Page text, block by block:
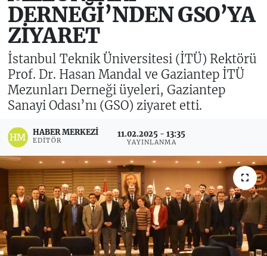
DERNEĞİ’NDEN GSO’YA
ZİYARET
İstanbul Teknik Üniversitesi (İTÜ) Rektörü
Prof. Dr. Hasan Mandal ve Gaziantep İTÜ
Mezunları Derneği üyeleri, Gaziantep
Sanayi Odası’nı (GSO) ziyaret etti.
HABER MERKEZI
EDITÖR
11.02.2025 - 13:35
YAYINLANMA
Son Dakika Haberleri
Haber Arşivi